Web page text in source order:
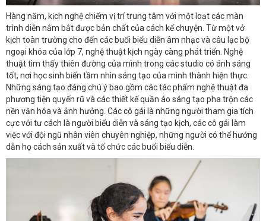
Hàng năm, kịch nghệ chiếm vị trí trung tâm với một loạt các màn
trình diễn nắm bắt được bản chất của cách kể chuyện. Từ một vở
kịch toàn trường cho đến các buổi biểu diễn âm nhạc và câu lạc bộ
ngoại khóa của lớp 7, nghệ thuật kịch ngày càng phát triển. Nghệ
thuật tìm thấy thiên đường của mình trong các studio có ánh sáng
tốt, nơi học sinh biến tầm nhìn sáng tạo của mình thành hiện thực.
Những sáng tạo đáng chú ý bao gồm các tác phẩm nghệ thuật đa
phương tiện quyến rũ và các thiết kế quần áo sáng tạo pha trộn các
nền văn hóa và ảnh hưởng. Các cô gái là những người tham gia tích
cực với tư cách là người biểu diễn và sáng tạo kịch, các cô gái làm
việc với đội ngũ nhân viên chuyên nghiệp, những người có thể hướng
dẫn họ cách sản xuất và tổ chức các buổi biểu diễn.